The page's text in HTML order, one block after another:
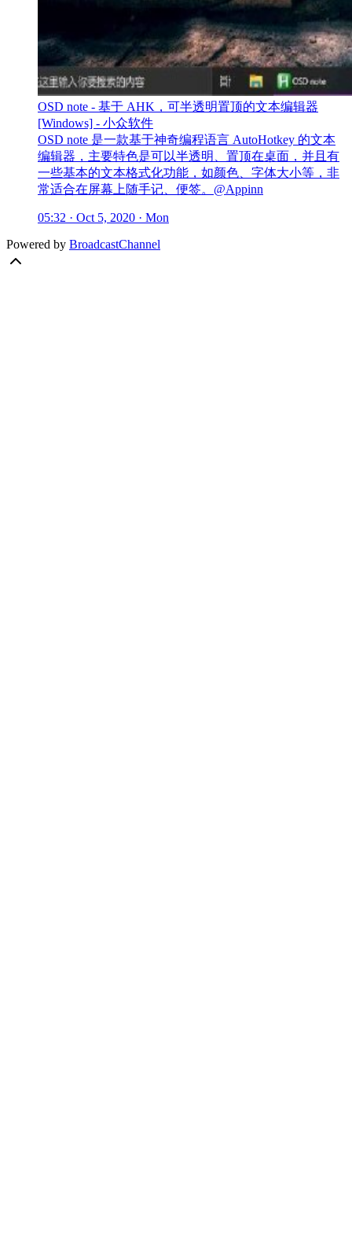
OSD note - 基于 AHK，可半透明置顶的文本编辑器
[Windows] - 小众软件
OSD note 是一款基于神奇编程语言 AutoHotkey 的文本
编辑器，主要特色是可以半透明、置顶在桌面，并且有
一些基本的文本格式化功能，如颜色、字体大小等，非
常适合在屏幕上随手记、便签。@Appinn
05:32 · Oct 5, 2020 · Mon
Powered by BroadcastChannel